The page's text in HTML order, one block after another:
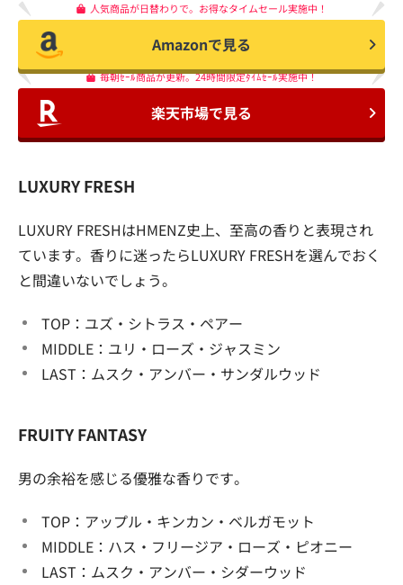
人気商品が日替わりで。お得なタイムセール実施中！
Amazonで見る
毎朝ｾｰﾙ商品が更新。24時間限定ﾀｲﾑｾｰﾙ実施中！
楽天市場で見る
LUXURY FRESH
LUXURY FRESHはHMENZ史上、至高の香りと表現され
ています。香りに迷ったらLUXURY FRESHを選んでおく
と間違いないでしょう。
TOP：ユズ・シトラス・ペアー
MIDDLE：ユリ・ローズ・ジャスミン
LAST：ムスク・アンバー・サンダルウッド
FRUITY FANTASY
男の余裕を感じる優雅な香りです。
TOP：アップル・キンカン・ベルガモット
MIDDLE：ハス・フリージア・ローズ・ピオニー
LAST：ムスク・アンバー・シダーウッド